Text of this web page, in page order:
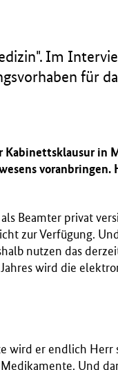
Im
für
Kabinettsklausur in
voranbringen.
Beamter privat
zur Verfügung.
nutzen das
wird die
wird er endlich Herr
Und